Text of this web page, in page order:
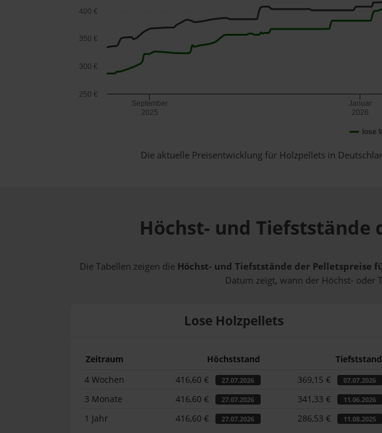
lose
September
2025
Januar
2026
250 €
300 €
350 €
400 €
Die aktuelle Preisentwicklung für Holzpellets in
Höchst- und Tiefststände
Die Tabellen zeigen die Höchst- und Tiefststände der Pelletspreise
Datum zeigt, wann der Höchst-
Lose Holzpellets
Zeitraum Höchststand
Tiefststand
4 Wochen
416,60 € 27.07.2026 369,15 € 07.07.2026
3 Monate 416,60 € 27.07.2026 341,33 € 11.06.2026
1 Jahr 416,60 € 27.07.2026 286,53 € 11.08.2025